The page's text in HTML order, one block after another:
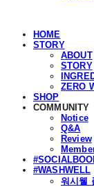
HOME
STORY
ABOUT
STORY
ZERO
SHOP
COMMUNITY
Notice
Q&A
Review
#WASHWELL
워시웰